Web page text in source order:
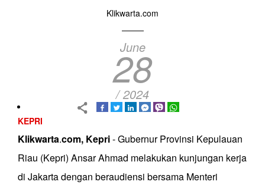
Klikwarta.com
June
28
/ 2024
KEPRI
Klikwarta.com, Kepri- Gubernur Provinsi Kepulauan
Riau (Kepri) Ansar Ahmad melakukan kunjungan kerja
di Jakarta dengan beraudiensi bersama Menteri